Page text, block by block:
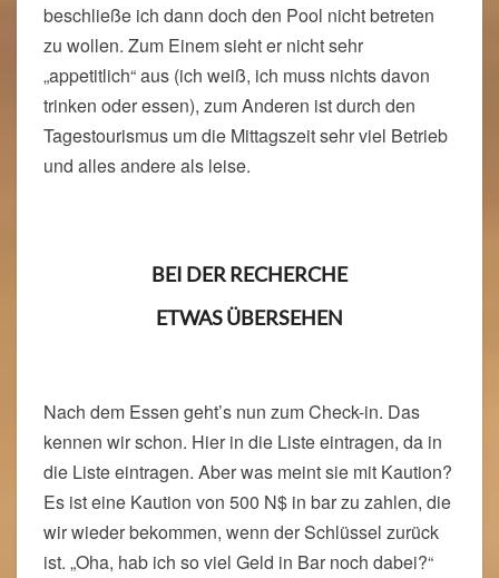
beschließe ich dann doch den Pool nicht betreten
zu wollen. Zum Einem sieht er nicht sehr
„appetitlich“ aus (ich weiß, ich muss nichts davon
trinken oder essen), zum Anderen ist durch den
Tagestourismus um die Mittagszeit sehr viel Betrieb
und alles andere als leise.
BEI DER RECHERCHE
ETWAS ÜBERSEHEN
Nach dem Essen geht’s nun zum Check-in. Das
kennen wir schon. Hier in die Liste eintragen, da in
die Liste eintragen. Aber was meint sie mit Kaution?
Es ist eine Kaution von 500 N$ in bar zu zahlen, die
wir wieder bekommen, wenn der Schlüssel zurück
ist. „Oha, hab ich so viel Geld in Bar noch dabei?“